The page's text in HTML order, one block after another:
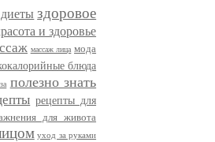
диеты здоровое
и здоровье
массаж лица мода
блюда
полезно знать
рецепты для
для живота
уход за руками